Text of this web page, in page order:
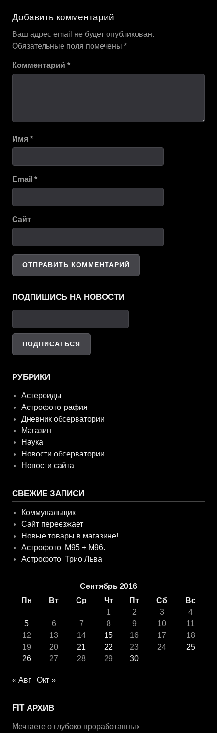
записям
Добавить комментарий
Ваш адрес email не будет опубликован.
Обязательные поля помечены *
Комментарий *
Имя *
Email *
Сайт
ПОДПИШИСЬ НА НОВОСТИ
РУБРИКИ
Астероиды
Астрофотография
Дневник обсерватории
Магазин
Наука
Новости обсерватории
Новости сайта
СВЕЖИЕ ЗАПИСИ
Коммунальщик
Сайт переезжает
Новые товары в магазине!
Астрофото: M95 + M96.
Астрофото: Трио Льва
Сентябрь 2016
Пн
Вт Ср Чт Пт Сб
Вс
1
2 3
4
5
6 7 8 9 10
11
12
13 14 15 16 17
18
19
20 21 22 23 24
25
26
27 28 29 30
« Авг Окт »
FIT АРХИВ
Мечтаете о глубоко проработанных